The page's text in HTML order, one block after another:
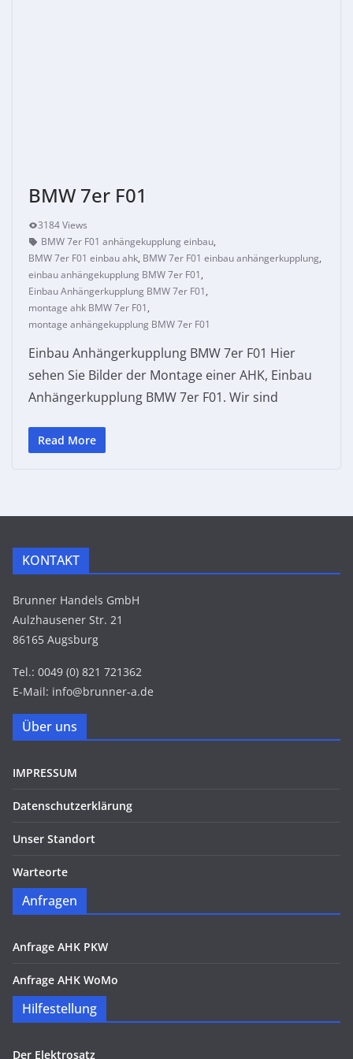
BMW 7er F01
3184 Views
BMW 7er F01 anhängekupplung einbau,
BMW 7er F01 einbau ahk, BMW 7er F01 einbau anhängerkupplung,
einbau anhängekupplung BMW 7er F01,
Einbau Anhängerkupplung BMW 7er F01,
montage ahk BMW 7er F01,
montage anhängekupplung BMW 7er F01
Einbau Anhängerkupplung BMW 7er F01 Hier
sehen Sie Bilder der Montage einer AHK, Einbau
Anhängerkupplung BMW 7er F01. Wir sind
Read More
KONTAKT
Brunner Handels GmbH
Aulzhausener Str. 21
86165 Augsburg
Tel.: 0049 (0) 821 721362
E-Mail: info@brunner-a.de
Über uns
IMPRESSUM
Datenschutzerklärung
Unser Standort
Warteorte
Anfragen
Anfrage AHK PKW
Anfrage AHK WoMo
Hilfestellung
Der Elektrosatz